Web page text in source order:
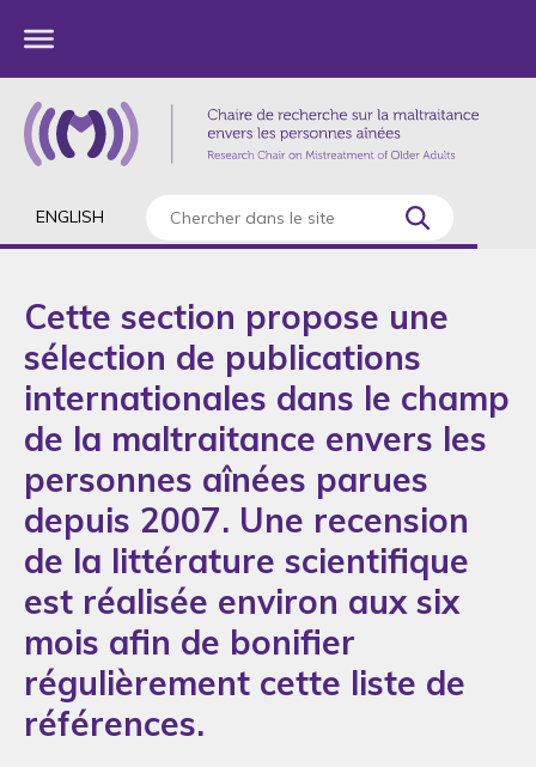
ENGLISH
Cette section propose une
sélection de publications
internationales dans le champ
de la maltraitance envers les
personnes aînées parues
depuis 2007. Une recension
de la littérature scientifique
est réalisée environ aux six
mois afin de bonifier
régulièrement cette liste de
références.